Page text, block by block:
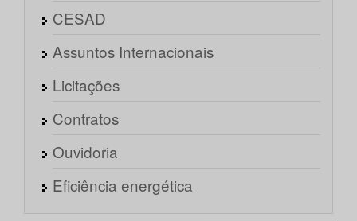
CESAD
Assuntos Internacionais
Licitações
Contratos
Ouvidoria
Eficiência energética